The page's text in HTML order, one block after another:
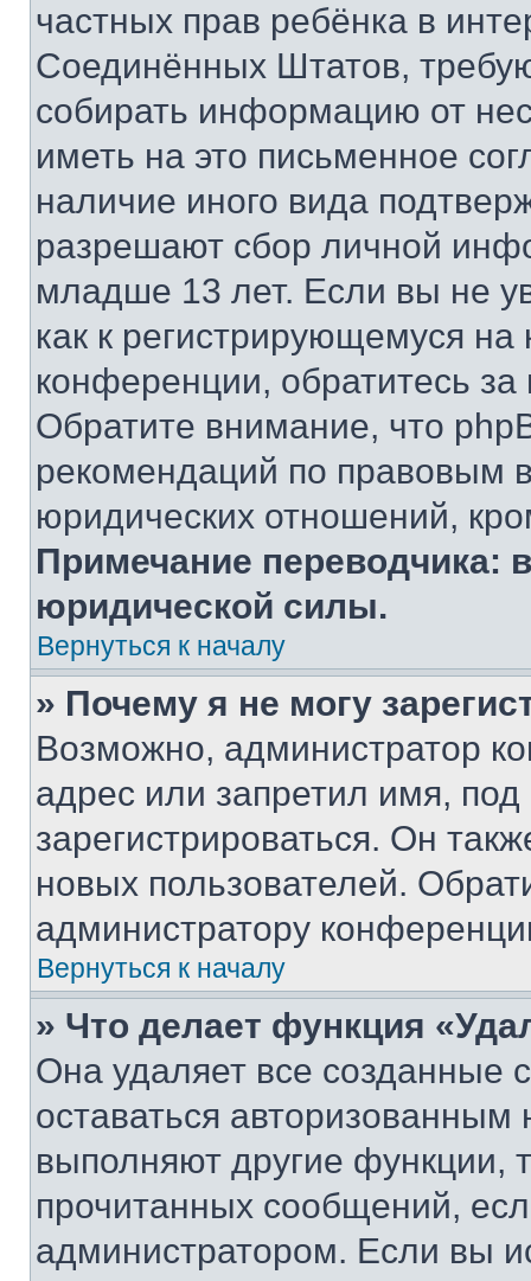
частных прав ребёнка в
Соединённых Штатов,
собирать информацию от
иметь на это письменное
наличие иного вида
разрешают сбор личной
младше 13 лет. Если вы не
как к регистрирующемуся
конференции, обратитесь
Обратите внимание, что
рекомендаций по правовым
юридических отношений,
Примечание переводчика:
юридической силы.
Вернуться к началу
» Почему я не могу
Возможно, администратор
адрес или запретил имя,
зарегистрироваться. Он
новых пользователей.
администратору
Вернуться к началу
» Что делает функция
Она удаляет все созданные
оставаться
выполняют другие функции,
прочитанных сообщений,
администратором. Если вы